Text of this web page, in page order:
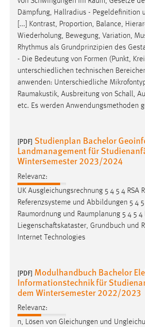
Dämpfung, Hallradius - Pegeldefinition
[...] Kontrast, Proportion, Balance,
Wiederholung, Bewegung, Variation,
Rhythmus als Grundprinzipien des
- Die Bedeutung von Formen (Punkt,
unterschiedlichen technischen
anwenden: Unterschiedliche
Raumakustik, Ausbreitung von Schall,
etc. Es werden Anwendungsmethoden
[PDF] Studienplan Bachelor
Landmanagement für
Wintersemester 2023/2024
Relevanz:
UK Ausgleichungsrechnung 5 4 5 4 RSA
Referenzsysteme und Abbildungen 5 4 5
Raumordnung und Raumplanung 5 4 5 4
Liegenschaftskataster, Grundbuch und
Internet Technologies
[PDF] Modulhandbuch Bachelor
Informationstechnik für
dem Wintersemester 2022/2023
Relevanz:
n, Lösen von Gleichungen und
EXTERNE MEDIEN
Um Inhalte von Videoplattformen
Plattformen anzeigen zu können,
externen Medien Cookies gesetzt.
YouTube
Vimeo